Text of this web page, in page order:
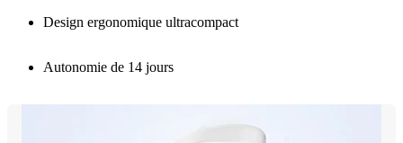
Design ergonomique ultracompact
Autonomie de 14 jours